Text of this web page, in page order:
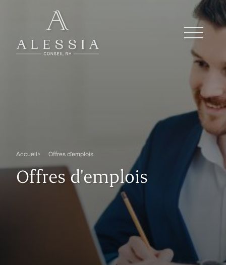
Accueil Offres d'emplois
Offres d'emplois